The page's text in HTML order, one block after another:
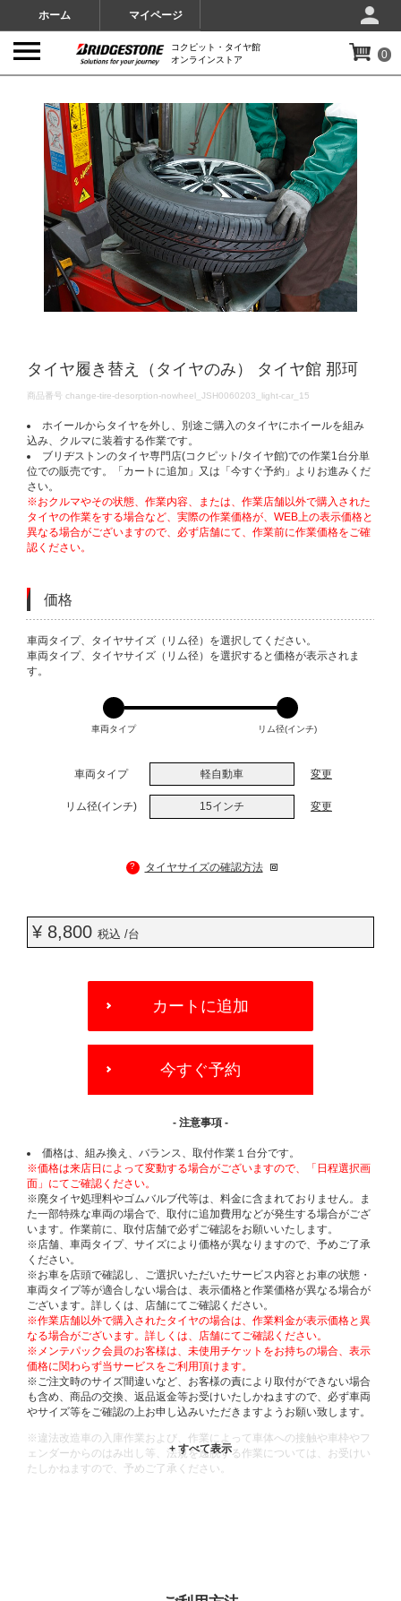
ホーム マイページ
コクピット・タイヤ館
オンラインストア
0
タイヤ履き替え（タイヤのみ） タイヤ館 那珂
DETAILS
商品番号 change-tire-desorption-nowheel_JSH0060203_light-car_15
ホイールからタイヤを外し、別途ご購入のタイヤにホイールを組み
込み、クルマに装着する作業です。
ブリヂストンのタイヤ専門店(コクピット/タイヤ館)での作業1台分単
位での販売です。「カートに追加」又は「今すぐ予約」よりお進みくだ
さい。
※おクルマやその状態、作業内容、または、作業店舗以外で購入された
タイヤの作業をする場合など、実際の作業価格が、WEB上の表示価格と
異なる場合がございますので、必ず店舗にて、作業前に作業価格をご確
認ください。
価格
VARIATIONS
車両タイプ、タイヤサイズ（リム径）を選択してください。
車両タイプ、タイヤサイズ（リム径）を選択すると価格が表示されま
す。
車両タイプ リム径(インチ)
車両タイプ 軽自動車 変更
リム径(インチ) 15インチ 変更
? タイヤサイズの確認方法
¥ 8,800 税込 /台
OPTIONS
カートに追加
今すぐ予約
- 注意事項 -
価格は、組み換え、バランス、取付作業１台分です。
※価格は来店日によって変動する場合がございますので、「日程選択画
面」にてご確認ください。
※廃タイヤ処理料やゴムバルブ代等は、料金に含まれておりません。ま
た一部特殊な車両の場合で、取付に追加費用などが発生する場合がござ
います。作業前に、取付店舗で必ずご確認をお願いいたします。
※店舗、車両タイプ、サイズにより価格が異なりますので、予めご了承
ください。
※お車を店頭で確認し、ご選択いただいたサービス内容とお車の状態・
車両タイプ等が適合しない場合は、表示価格と作業価格が異なる場合が
ございます。詳しくは、店舗にてご確認ください。
※作業店舗以外で購入されたタイヤの場合は、作業料金が表示価格と異
なる場合がございます。詳しくは、店舗にてご確認ください。
※メンテパック会員のお客様は、未使用チケットをお持ちの場合、表示
価格に関わらず当サービスをご利用頂けます。
※ご注文時のサイズ間違いなど、お客様の責により取付ができない場合
も含め、商品の交換、返品返金等お受けいたしかねますので、必ず車両
やサイズ等をご確認の上お申し込みいただきますようお願い致します。
※違法改造車の入庫作業および、作業によって車体への接触や車枠やフ
ェンダーからのはみ出し等、法規を逸脱する作業については、お受けい
たしかねますので、予めご了承ください。